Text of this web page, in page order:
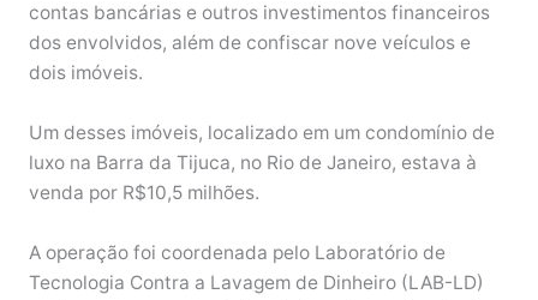
contas bancárias e outros investimentos financeiros
dos envolvidos, além de confiscar nove veículos e
dois imóveis.
Um desses imóveis, localizado em um condomínio de
luxo na Barra da Tijuca, no Rio de Janeiro, estava à
venda por R$10,5 milhões.
A operação foi coordenada pelo Laboratório de
Tecnologia Contra a Lavagem de Dinheiro (LAB-LD)